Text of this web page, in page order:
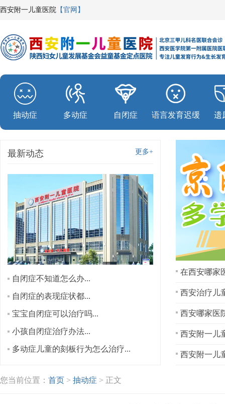
西安附一儿童医院 【官网】
抽动症 多动症 自闭症 语言发育迟缓 遗
更多+
最新动态
自闭症不知道怎么办...
自闭症的表现症状都...
宝宝自闭症可以治疗吗...
小孩自闭症治疗办法...
多动症儿童的刻板行为怎么治疗...
在西安哪家
西安治疗儿
西安附一儿
西安附一儿
您当前位置： 首页 > 抽动症 > 正文